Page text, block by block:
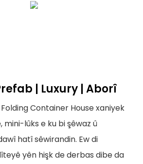
| Luxury | Aborî
Container House xaniyek
mini-lûks e ku bi şêwaz û
hatî sêwirandin. Ew di
yên hişk de derbas dibe da